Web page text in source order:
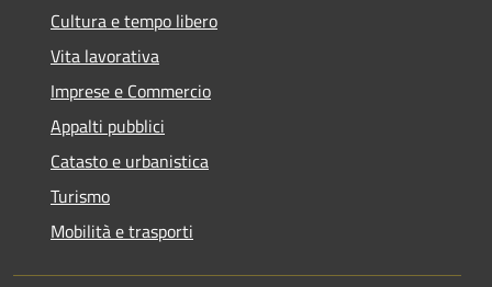
Cultura e tempo libero
Vita lavorativa
Imprese e Commercio
Appalti pubblici
Catasto e urbanistica
Turismo
Mobilità e trasporti